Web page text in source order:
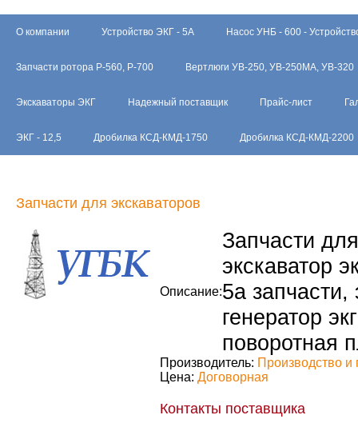
О компании Устройство ЭКГ - 5А Насос УНБ - 600 -
Запчасти ротора Р-560, Р-700 Вертлюги УВ-250, УВ-250МА, УВ-320
Экскаваторы ЭКГ Надежный поставщик Прайс-лист
ЭКГ - 12,5 Дробилка КСД-КМД-1750 Дробилка КСД-КМД-2200
Запчасти для экскаваторов
Описание:
Запчасти
экскаватор
5а запчасти,
генератор
поворотная
Производитель: Производство и
Цена: Договорная
Контакты поставщика